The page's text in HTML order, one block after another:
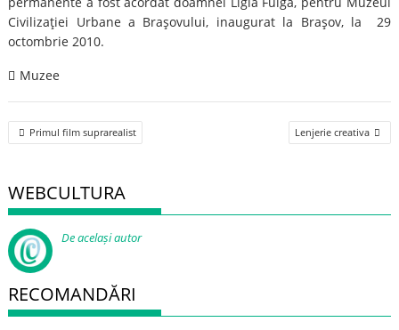
Civilizaţiei Urbane a Braşovului, inaugurat la Braşov, la 29
octombrie 2010.
Muzee
Post
navigation
Primul film suprarealist Lenjerie creativa
WEBCULTURA
De același autor
RECOMANDĂRI